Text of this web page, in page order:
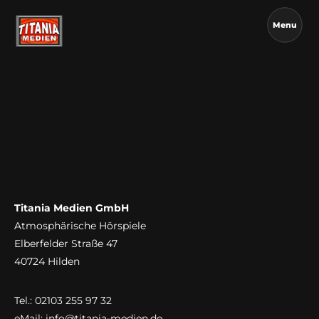
Menu
Titania Medien GmbH
Atmosphärische Hörspiele
Elberfelder Straße 47
40724 Hilden
Tel.: 02103 255 97 32